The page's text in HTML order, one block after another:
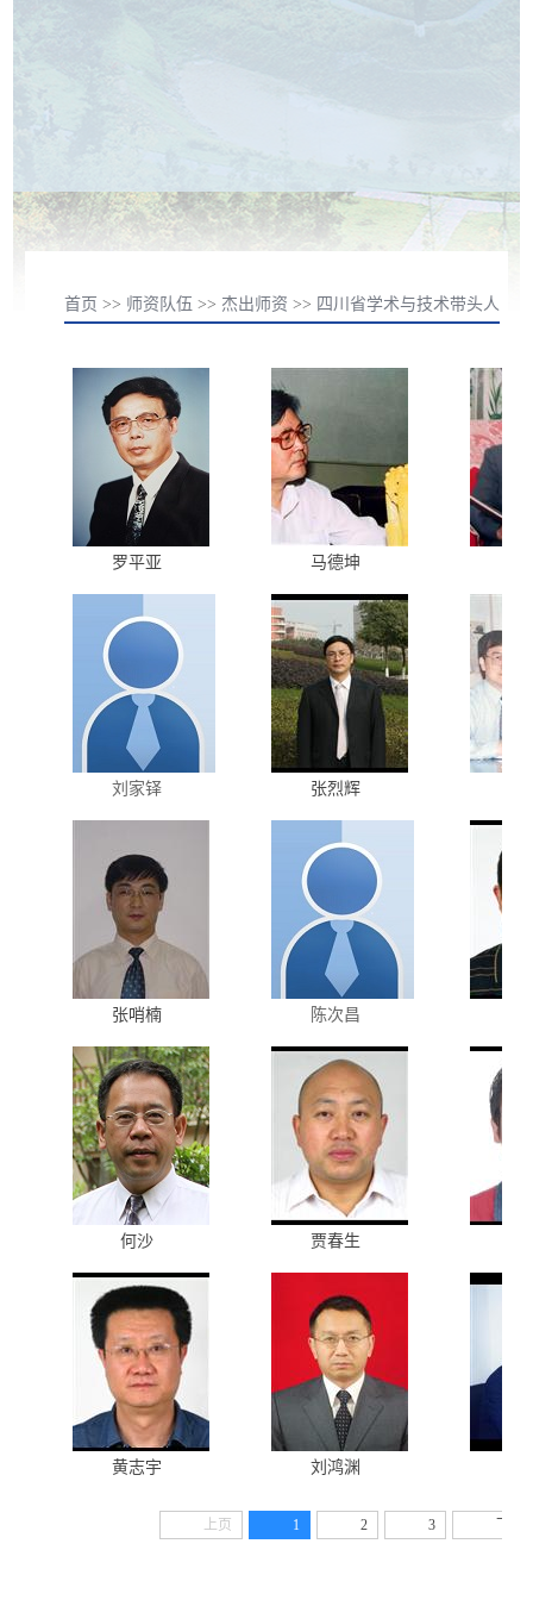
首页 >> 师资队伍 >> 杰出师资 >> 四川省学术与技术带头人
罗平亚 马德坤
刘家铎 张烈辉
张哨楠 陈次昌
何沙 贾春生
黄志宇 刘鸿渊
上页 1 2 3